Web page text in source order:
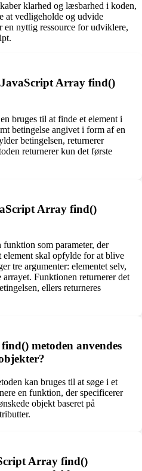
klarhed og læsbarhed i koden,
at vedligeholde og udvide
en nyttig ressource for udviklere,
Array find()
bruges til at finde et element i
betingelse angivet i form af en
betingelsen, returnerer
returnerer kun det første
Array find()
som parameter, der
element skal opfylde for at blive
tre argumenter: elementet selv,
Funktionen returnerer det
ellers returneres
metoden anvendes
kan bruges til at søge i et
en funktion, der specificerer
objekt baseret på
Array find()